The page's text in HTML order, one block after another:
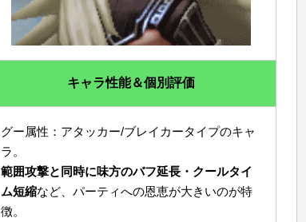
キャラ性能＆個別評価
グー属性：アタッカー/ブレイカータイプのキャ
ラ。
範囲攻撃と同時に味方のバフ延長・クールタイ
ム短縮など、パーティへの恩恵が大きいのが特
徴。